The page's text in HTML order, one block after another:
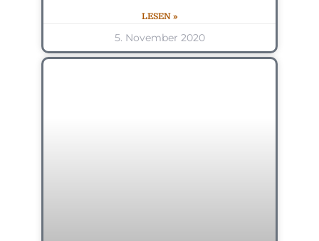
LESEN »
5. November 2020